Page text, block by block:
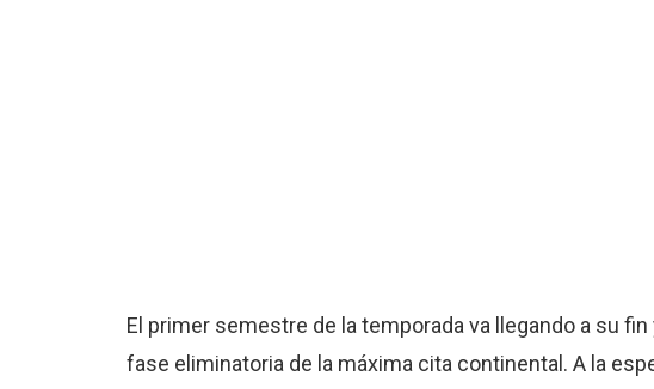
El primer semestre de la temporada va llegando a su
fase eliminatoria de la máxima cita continental. A la